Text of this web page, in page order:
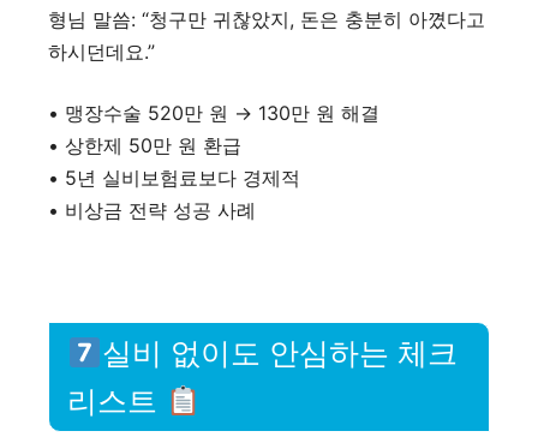
형님 말씀: “청구만 귀찮았지, 돈은 충분히 아꼈다고
하시던데요.”
• 맹장수술 520만 원 → 130만 원 해결
• 상한제 50만 원 환급
• 5년 실비보험료보다 경제적
• 비상금 전략 성공 사례
실비 없이도 안심하는 체크
리스트